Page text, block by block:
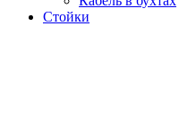
Стойки